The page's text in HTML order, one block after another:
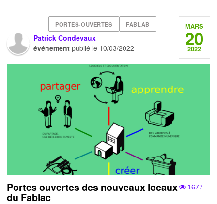
PORTES-OUVERTES FABLAB
Patrick Condevaux
événement publié le 10/03/2022
MARS
20
2022
1677
Portes ouvertes des nouveaux locaux
du Fablac